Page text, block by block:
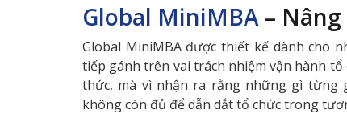
Global MiniMBA –
Global MiniMBA được thiết kế dành cho
tiếp gánh trên vai trách nhiệm vận hành
thức, mà vì nhận ra rằng những gì từng
không còn đủ để dẫn dắt tổ chức trong